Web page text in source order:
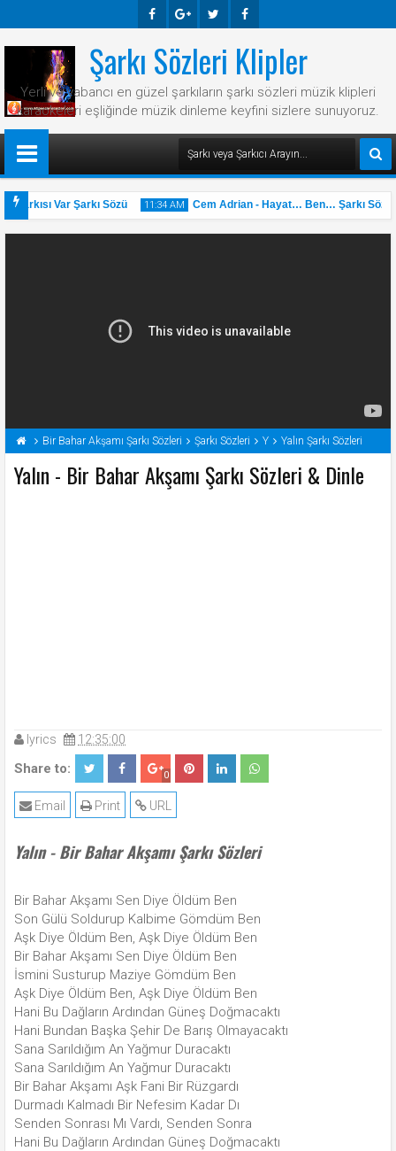
Ook E-
Plus
R Ook
Şarkı Sözleri Klipler
Yerli ve yabancı en güzel şarkıların şarkı sözleri müzik klipleri
karaokeleri eşliğinde müzik dinleme keyfini sizlere sunuyoruz.
Var Şarkı Sözü 11:34 AM
31 May
2025
Cem Adrian - Hayat… Ben… Şarkı Sözü
Bir Bahar Akşamı Şarkı Sözleri Şarkı Sözleri Y Yalın Şarkı Sözleri
Yalın - Bir Bahar Akşamı Şarkı Sözleri & Dinle
lyrics 12:35:00
Share to: 0
URL
Print
Email
Yalın - Bir Bahar Akşamı Şarkı Sözleri
Bir Bahar Akşamı Sen Diye Öldüm Ben
Son Gülü Soldurup Kalbime Gömdüm Ben
Aşk Diye Öldüm Ben, Aşk Diye Öldüm Ben
Bir Bahar Akşamı Sen Diye Öldüm Ben
İsmini Susturup Maziye Gömdüm Ben
Aşk Diye Öldüm Ben, Aşk Diye Öldüm Ben
Hani Bu Dağların Ardından Güneş Doğmacaktı
Hani Bundan Başka Şehir De Barış Olmayacaktı
Sana Sarıldığım An Yağmur Duracaktı
Sana Sarıldığım An Yağmur Duracaktı
Bir Bahar Akşamı Aşk Fani Bir Rüzgardı
Durmadı Kalmadı Bir Nefesim Kadar Dı
Senden Sonrası Mı Vardı, Senden Sonra
Hani Bu Dağların Ardından Güneş Doğmacaktı